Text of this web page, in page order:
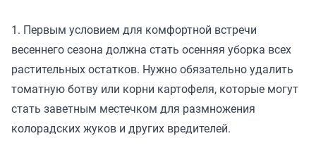
1. Первым условием для комфортной встречи
весеннего сезона должна стать осенняя уборка всех
растительных остатков. Нужно обязательно удалить
томатную ботву или корни картофеля, которые могут
стать заветным местечком для размножения
колорадских жуков и других вредителей.